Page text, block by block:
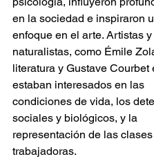
en la sociedad e inspiraron
enfoque en el arte. Artistas
naturalistas, como Émile
literatura y Gustave Courbet
estaban interesados en las
condiciones de vida, los
sociales y biológicos, y la
representación de las clases
trabajadoras.